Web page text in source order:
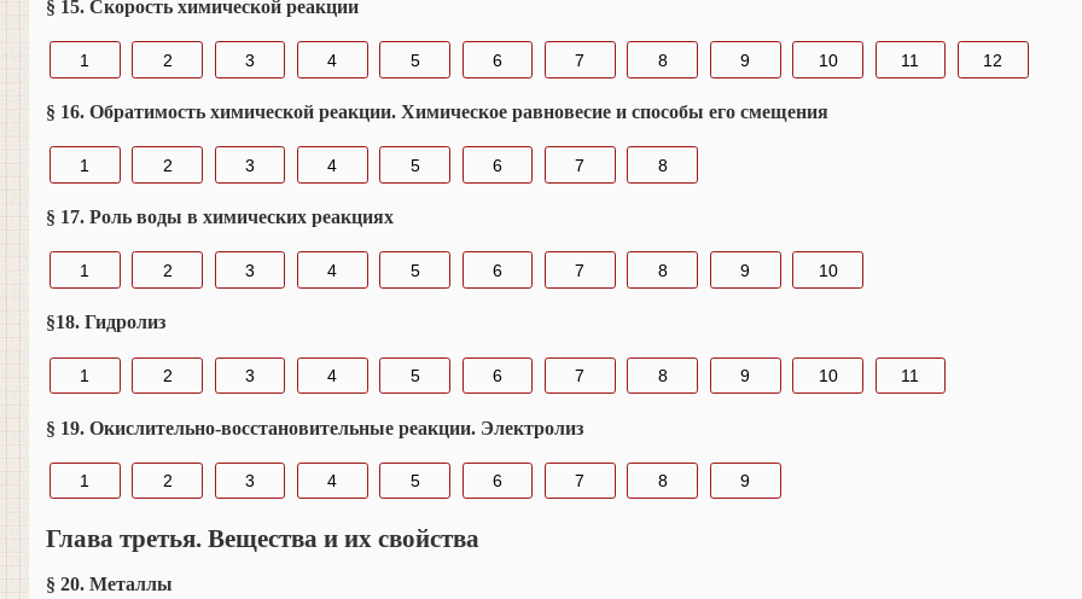
§ 15. Скорость химической реакции
1 2 3 4 5 6 7 8 9 10 11 12
§ 16. Обратимость химической реакции. Химическое равновесие и способы его смещения
1 2 3 4 5 6 7 8
§ 17. Роль воды в химических реакциях
1 2 3 4 5 6 7 8 9 10
§18. Гидролиз
1 2 3 4 5 6 7 8 9 10 11
§ 19. Окислительно-восстановительные реакции. Электролиз
1 2 3 4 5 6 7 8 9
Глава третья. Вещества и их свойства
§ 20. Металлы